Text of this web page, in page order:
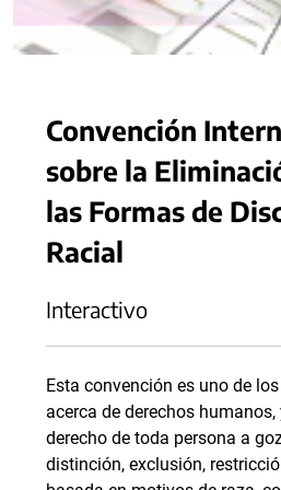
Convención
sobre la
las Formas de
Racial
Interactivo
Esta convención es uno de
acerca de derechos humanos,
derecho de toda persona a
distinción, exclusión,